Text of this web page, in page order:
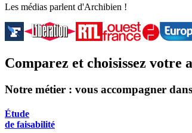
Les médias parlent d'Archibien !
Comparez et choisissez votre
Notre métier : vous accompagner
Étude
de faisabilité